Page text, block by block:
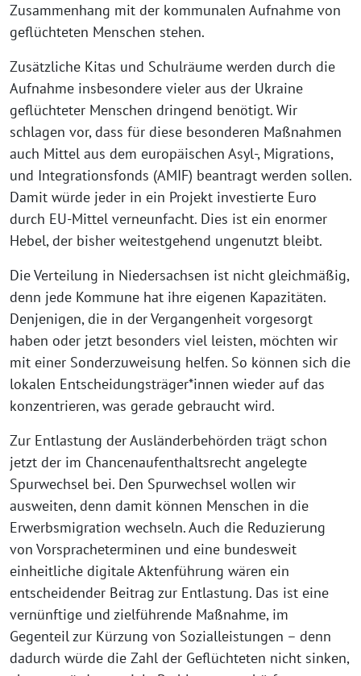
Zusammenhang mit der kommunalen Aufnahme von
geflüchteten Menschen stehen.
Zusätzliche Kitas und Schulräume werden durch die
Aufnahme insbesondere vieler aus der Ukraine
geflüchteter Menschen dringend benötigt. Wir
schlagen vor, dass für diese besonderen Maßnahmen
auch Mittel aus dem europäischen Asyl-, Migrations,
und Integrationsfonds (AMIF) beantragt werden sollen.
Damit würde jeder in ein Projekt investierte Euro
durch EU-Mittel verneunfacht. Dies ist ein enormer
Hebel, der bisher weitestgehend ungenutzt bleibt.
Die Verteilung in Niedersachsen ist nicht gleichmäßig,
denn jede Kommune hat ihre eigenen Kapazitäten.
Denjenigen, die in der Vergangenheit vorgesorgt
haben oder jetzt besonders viel leisten, möchten wir
mit einer Sonderzuweisung helfen. So können sich die
lokalen Entscheidungsträger*innen wieder auf das
konzentrieren, was gerade gebraucht wird.
Zur Entlastung der Ausländerbehörden trägt schon
jetzt der im Chancenaufenthaltsrecht angelegte
Spurwechsel bei. Den Spurwechsel wollen wir
ausweiten, denn damit können Menschen in die
Erwerbsmigration wechseln. Auch die Reduzierung
von Vorspracheterminen und eine bundesweit
einheitliche digitale Aktenführung wären ein
entscheidender Beitrag zur Entlastung. Das ist eine
vernünftige und zielführende Maßnahme, im
Gegenteil zur Kürzung von Sozialleistungen – denn
dadurch würde die Zahl der Geflüchteten nicht sinken,